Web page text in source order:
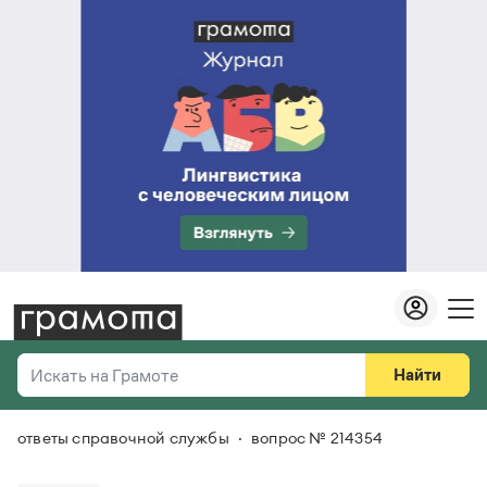
Искать на Грамоте
Справочная служба
Найти
Везде
ответы справочной службы вопрос № 214354